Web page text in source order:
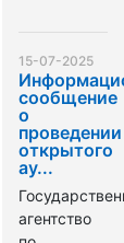
15-07-2025
сообщение
о
проведении
открытого
ау...
агентство